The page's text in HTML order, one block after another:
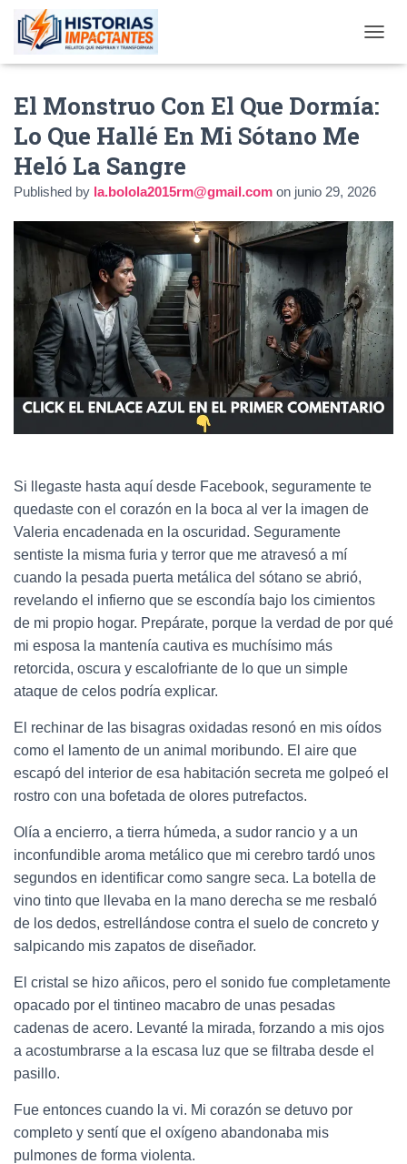
El Monstruo Con El Que Dormía:
Lo Que Hallé En Mi Sótano Me
Heló La Sangre
Published by la.bolola2015rm@gmail.com on junio 29, 2026
Si llegaste hasta aquí desde Facebook, seguramente te
quedaste con el corazón en la boca al ver la imagen de
Valeria encadenada en la oscuridad. Seguramente
sentiste la misma furia y terror que me atravesó a mí
cuando la pesada puerta metálica del sótano se abrió,
revelando el infierno que se escondía bajo los cimientos
de mi propio hogar. Prepárate, porque la verdad de por qué
mi esposa la mantenía cautiva es muchísimo más
retorcida, oscura y escalofriante de lo que un simple
ataque de celos podría explicar.
El rechinar de las bisagras oxidadas resonó en mis oídos
como el lamento de un animal moribundo. El aire que
escapó del interior de esa habitación secreta me golpeó el
rostro con una bofetada de olores putrefactos.
Olía a encierro, a tierra húmeda, a sudor rancio y a un
inconfundible aroma metálico que mi cerebro tardó unos
segundos en identificar como sangre seca. La botella de
vino tinto que llevaba en la mano derecha se me resbaló
de los dedos, estrellándose contra el suelo de concreto y
salpicando mis zapatos de diseñador.
El cristal se hizo añicos, pero el sonido fue completamente
opacado por el tintineo macabro de unas pesadas
cadenas de acero. Levanté la mirada, forzando a mis ojos
a acostumbrarse a la escasa luz que se filtraba desde el
pasillo.
Fue entonces cuando la vi. Mi corazón se detuvo por
completo y sentí que el oxígeno abandonaba mis
pulmones de forma violenta.